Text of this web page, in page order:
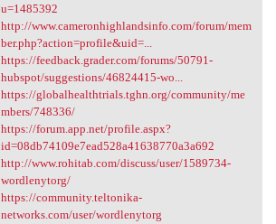
u=1485392
http://www.cameronhighlandsinfo.com/forum/mem
ber.php?action=profile&uid=...
https://feedback.grader.com/forums/50791-
hubspot/suggestions/46824415-wo...
https://globalhealthtrials.tghn.org/community/me
mbers/748336/
https://forum.app.net/profile.aspx?
id=08db74109e7ead528a41638770a3a692
http://www.rohitab.com/discuss/user/1589734-
wordlenytorg/
https://community.teltonika-
networks.com/user/wordlenytorg